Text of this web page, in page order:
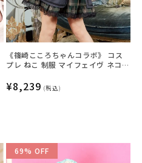
《篠崎こころちゃんコラボ》 コス
プレ ねこ 制服 マイフェイヴ ネコ派
サイズ グレー【クリアストーン】
♡
通
¥8,239 (税込)
69% OFF